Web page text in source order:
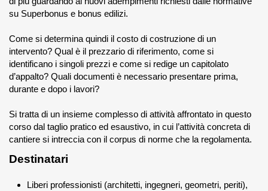
su Superbonus e bonus edilizi.
Come si determina quindi il costo di costruzione di un
intervento? Qual è il prezzario di riferimento, come si
identificano i singoli prezzi e come si redige un capitolato
d’appalto? Quali documenti è necessario presentare prima,
durante e dopo i lavori?
Si tratta di un insieme complesso di attività affrontato in questo
corso dal taglio pratico ed esaustivo, in cui l’attività concreta di
cantiere si intreccia con il corpus di norme che la regolamenta.
Destinatari
Liberi professionisti (architetti, ingegneri, geometri, periti),